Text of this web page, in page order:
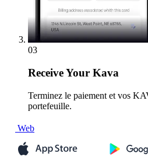
03
ReceiveYour Kava
Terminez le paiement et vos
portefeuille.
Web